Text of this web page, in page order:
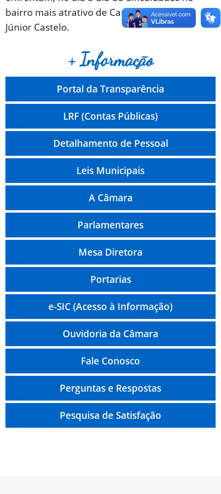
bairro mais atrativo de Canindé”, concluiu
Júnior Castelo.
+ Informação
Portal da Transparência
LRF (Contas Públicas)
Detalhamento de Pessoal
Leis Municipais
A Câmara
Parlamentares
Mesa Diretora
Portarias
e-SIC (Acesso à Informação)
Ouvidoria da Câmara
Fale Conosco
Perguntas e Respostas
Pesquisa de Satisfação